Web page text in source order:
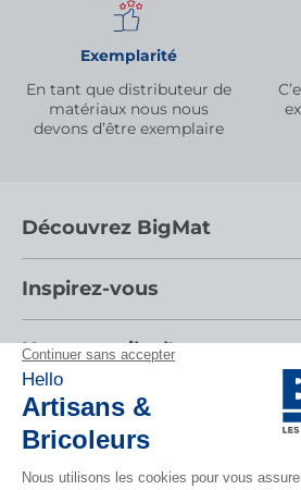
Exemplarité
En tant que distributeur de
matériaux nous nous
devons d’être exemplaire
Découvrez BigMat
Nous rejoindre
Devenez adhérent
Les services BigMat
Les Bâtisseurs du Sport
Inspirez-vous
Nos catalogues
Tendances
Nos conseils d'experts
Nos conseils
Nos tutos
Espace adhérent
CONTACTEZ-